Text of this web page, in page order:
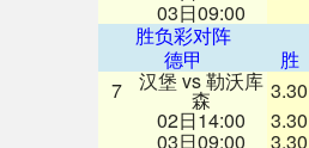
03日09:00
胜负彩对阵
德甲
胜
7
汉堡 vs 勒沃库
森 3.30
02日14:00
3.30
03日09:00 3.30